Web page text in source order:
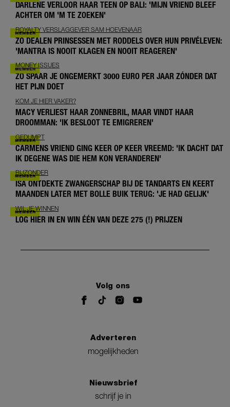
DARLENE VERLOOR HAAR TEEN OP BALI: 'MIJN VRIEND BLEEF
ACHTER OM 'M TE ZOEKEN'
ROYALTY VERSLAGGEVER SAM HOEVENAAR
ZO DEALEN PRINSESSEN MET RODDELS OVER HUN PRIVÉLEVEN:
'MANTRA IS NOOIT KLAGEN EN NOOIT REAGEREN'
MONEY ISSUES
ZO SPAAR JE ONGEMERKT 3000 EURO PER JAAR ZÓNDER DAT
HET PIJN DOET
KOM JE HIER VAKER?
MACY VERLIEST HAAR ZONNEBRIL, MAAR VINDT HAAR
DROOMMAN: 'IK BESLOOT TE EMIGREREN'
GEDUMPT
CARMENS VRIEND GING KEER OP KEER VREEMD: 'IK DACHT DAT
IK DEGENE WAS DIE HEM KON VERANDEREN'
BIJZONDER
ISA ONTDEKTE ZWANGERSCHAP BIJ DE TANDARTS EN KEERT
MAANDEN LATER MET BOLLE BUIK TERUG: 'JE HAD GELIJK'
WIL JE WINNEN
LOG HIER IN EN WIN ÉÉN VAN DEZE 275 (!) PRIJZEN
Volg ons
Adverteren
mogelijkheden
Nieuwsbrief
schrijf je in